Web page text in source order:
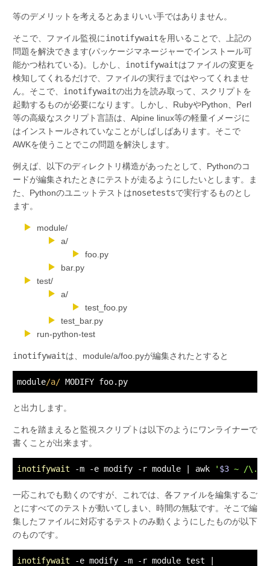
等のデメリットを考えるとあまりいい手ではありません。
そこで、ファイル監視にinotifywaitを用いることで、上記の
問題を解決できます(パッケージマネージャーでインストール可
能かつ枯れている)。しかし、 inotifywaitはファイルの変更を
検知してくれるだけで、ファイルの実行まではやってくれませ
ん。そこで、 inotifywaitの出力を読み取って、スクリプトを
起動するものが必要になります。しかし、RubyやPython、Perl
等の高級なスクリプト言語は、Alpine linux等の軽量イメージに
はインストールされていなことがしばしばあります。そこで
AWKを使うことでこの問題を解決します。
例えば、以下のディレクトリ構造があったとして、Pythonのコ
ードが編集されたときにテストが走るようにしたいとします。ま
た、Pythonのユニットテストはnosetestsで実行するものとし
ます。
module/
a/
foo.py
bar.py
test/
a/
test_foo.py
test_bar.py
run-python-test
inotifywaitは、module/a/foo.pyが編集されたとすると
module/a/
と出力します。
これを踏まえると監視スクリプトは以下のようにワンライナーで
書くことが出来ます。
inotifywait -m -e modify -r module | awk ' $3 ~ /
一応これでも動くのですが、これでは、各ファイルを編集するご
とにすべてのテストが動いてしまい、時間の無駄です。そこで編
集したファイルに対応するテストのみ動くようにしたものが以下
のものです。
inotifywait -e modify -m -r module test |